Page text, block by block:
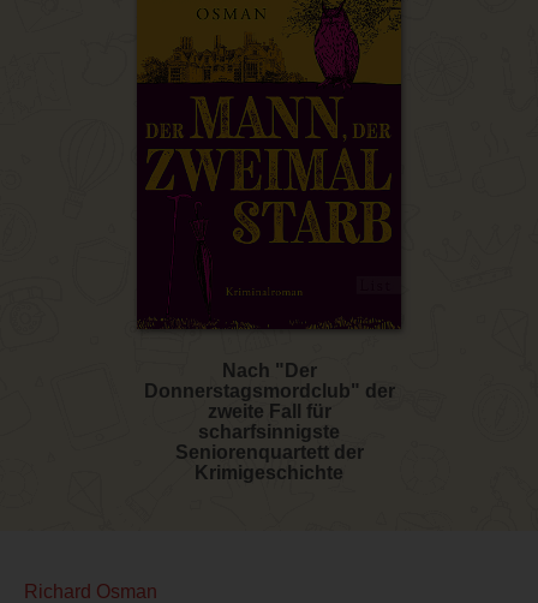
Nach "Der
Donnerstagsmordclub" der
zweite Fall für
scharfsinnigste
Seniorenquartett der
Krimigeschichte
Richard Osman